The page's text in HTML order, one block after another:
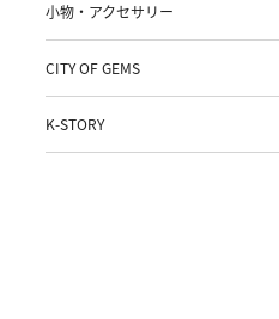
小物・アクセサリー
CITY OF GEMS
K-STORY